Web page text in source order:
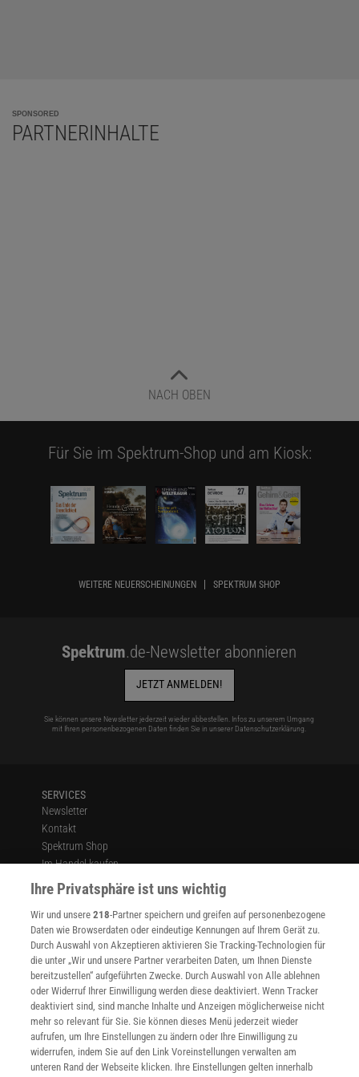
SPONSORED
PARTNERINHALTE
NACH OBEN
Für Sie im Spektrum-Shop und am Kiosk:
WEITERE NEUERSCHEINUNGEN SPEKTRUM SHOP
Spektrum.de-Newsletter abonnieren
JETZT ANMELDEN!
Sie können unsere Newsletter jederzeit wieder abbestellen. Infos zu unserem Umgang
mit Ihren personenbezogenen Daten finden Sie in unserer Datenschutzerklärung
SERVICES
Newsletter
Kontakt
Spektrum Shop
Im Handel kaufen
Presse
Verträge kündigen
Widerruf
INFO
Mediadaten
Datenschutz
Nutzungsbedingungen
Cookie-Einstellungen
Utiq verwalten
Nutzungsbasierte Onlinewerbung
Alle Artikel
Ihre Privatsphäre ist uns wichtig
Wir und unsere218-Partner speichern und greifen auf personenbezogene
Daten wie Browserdaten oder eindeutige Kennungen auf Ihrem Gerät zu.
Durch Auswahl von Akzeptieren aktivieren Sie Tracking-Technologien für
die unter „Wir und unsere Partner verarbeiten Daten, um Ihnen Dienste
bereitzustellen“ aufgeführten Zwecke. Durch Auswahl von Alle ablehnen
oder Widerruf Ihrer Einwilligung werden diese deaktiviert. Wenn Tracker
deaktiviert sind, sind manche Inhalte und Anzeigen möglicherweise nicht
mehr so relevant für Sie. Sie können dieses Menü jederzeit wieder
aufrufen, um Ihre Einstellungen zu ändern oder Ihre Einwilligung zu
widerrufen, indem Sie auf den Link Voreinstellungen verwalten am
unteren Rand der Webseite klicken. Ihre Einstellungen gelten innerhalb